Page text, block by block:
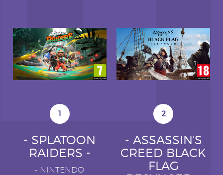
1
- SPLATOON
RAIDERS -
- NINTENDO
2
- ASSASSIN'S
CREED BLACK
FLAG